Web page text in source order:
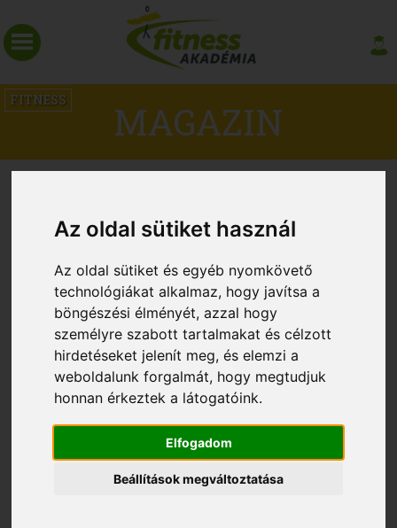
Az oldal sütiket használ
Az oldal sütiket és egyéb nyomkövető
technológiákat alkalmaz, hogy javítsa a
böngészési élményét, azzal hogy
személyre szabott tartalmakat és célzott
hirdetéseket jelenít meg, és elemzi a
weboldalunk forgalmát, hogy megtudjuk
honnan érkeztek a látogatóink.
Elfogadom
Beállítások megváltoztatása
FITNESS MAGAZIN
BÁRHOL-BÁRMIKOR
Kovács Debora2015. július 27.